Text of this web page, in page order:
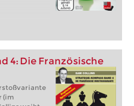
4: Die Französische
(im